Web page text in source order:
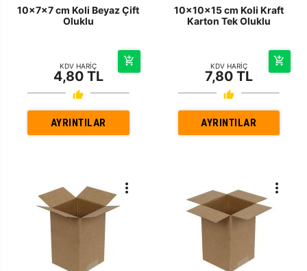
10x7x7 cm Koli Beyaz Çift
Oluklu
KDV HARİÇ
4,80 TL
AYRINTILAR
10x10x15 cm Koli Kraft
Karton Tek Oluklu
KDV HARİÇ
7,80 TL
AYRINTILAR